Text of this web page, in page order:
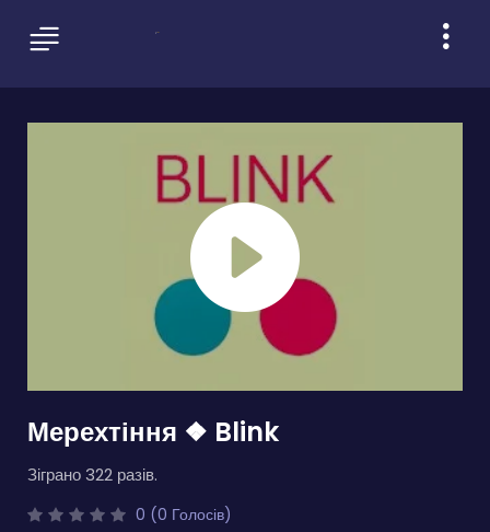
Мерехтіння ❖ Blink
Зіграно 322 разів.
0 (0 Голосів)